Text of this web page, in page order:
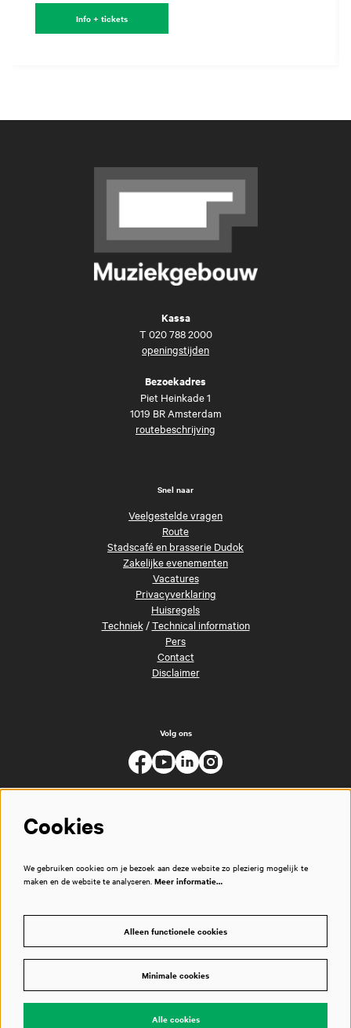
Info + tickets
Kassa
T 020 788 2000
openingstijden
Bezoekadres
Piet Heinkade 1
1019 BR Amsterdam
routebeschrijving
Snel naar
Veelgestelde vragen
Route
Stadscafé en brasserie Dudok
Zakelijke evenementen
Vacatures
Privacyverklaring
Huisregels
Techniek/Technical information
Pers
Contact
Disclaimer
Volg ons
Cookies
We gebruiken cookies om je bezoek aan deze website zo plezierig mogelijk te
maken en de website te analyseren. Meer informatie…
Alleen functionele cookies
Minimale cookies
Alle cookies